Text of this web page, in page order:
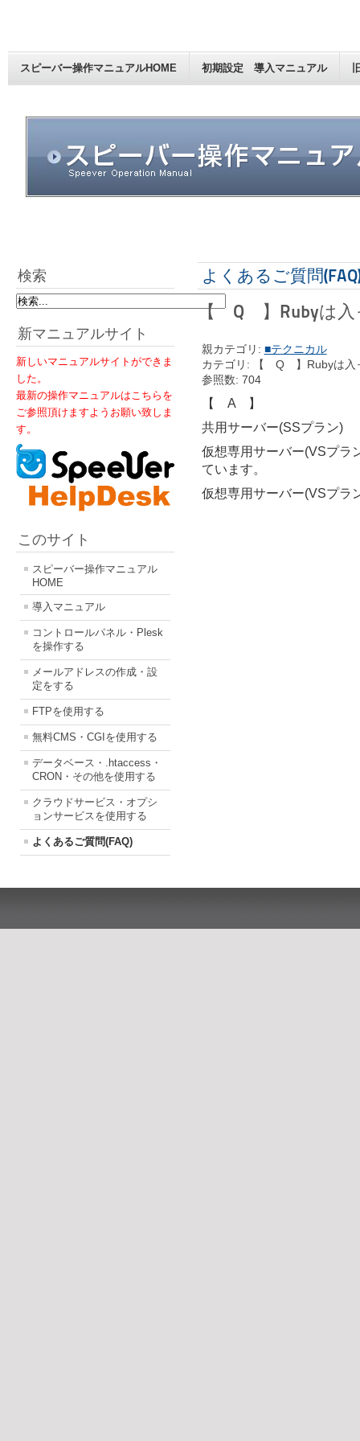
スピーバー操作マニュアルHOME 初期設定 導入マニュアル
検索
新マニュアルサイト
新しいマニュアルサイトができま
した。
最新の操作マニュアルはこちらを
ご参照頂けますようお願い致しま
す。
このサイト
スピーバー操作マニュアル
HOME
導入マニュアル
コントロールパネル・Plesk
を操作する
メールアドレスの作成・設
定をする
FTPを使用する
無料CMS・CGIを使用する
データベース・.htaccess・
CRON・その他を使用する
クラウドサービス・オプシ
ョンサービスを使用する
よくあるご質問(FAQ)
よくあるご質問
【 Q 】Rubyは入
親カテゴリ: ■テクニカル
カテゴリ: 【 Q 】Rubyは入
参照数: 704
【 A 】
共用サーバー(SSプラン)
仮想専用サーバー(VSプ
ています。
仮想専用サーバー(VSプ